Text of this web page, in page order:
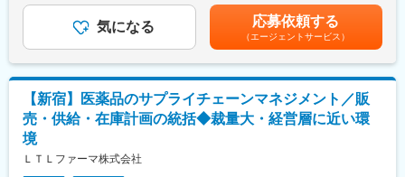
況により多少変動はありますが、平均20h/月程度です。
※その他、緊急対応のため、時間外問い合わせに対応する場合もあ
り
【業務内容】
■需給計画・供給計画の策定：
・顧客からの需要予測・受注情報に基づく中長期および短期の供
計画の立案
・製品別・顧客別の優先順位付けおよび供給調整
■生産計画の最適化：
・製造リードタイム、段取り替え、設備制約を考慮した計画立案
選考を通じて上下する可能性があります。月給(月額)は固定手当を
含めた表記です。
気になる 応募依頼する
（エージェントサービス）
【新宿】医薬品のサプライチェーンマネジメント／販
売・供給・在庫計画の統括◆裁量大・経営層に近い環
境
ＬＴＬファーマ株式会社